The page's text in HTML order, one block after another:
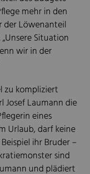
mehr in den
der Löwenanteil
Situation
wir in der
zu kompliziert
Josef Laumann die
eines
Urlaub, darf keine
ihr Bruder –
sind
und plädiert